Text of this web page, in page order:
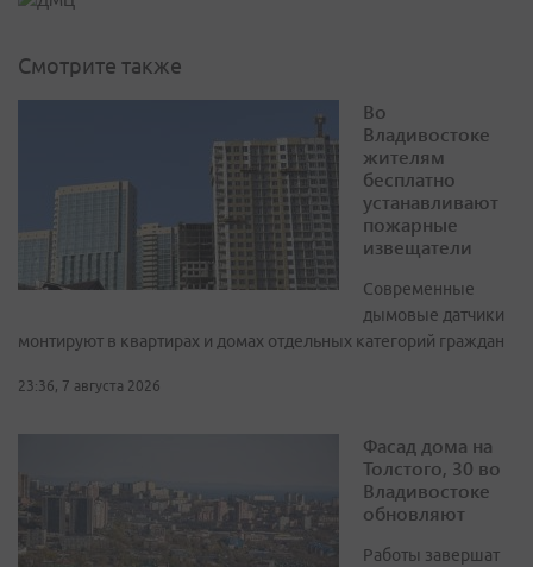
Смотрите также
Во
Владивостоке
жителям
бесплатно
устанавливают
пожарные
извещатели
Современные
дымовые датчики
монтируют в квартирах и домах отдельных категорий граждан
23:36, 7 августа 2026
Фасад дома на
Толстого, 30 во
Владивостоке
обновляют
Работы завершат